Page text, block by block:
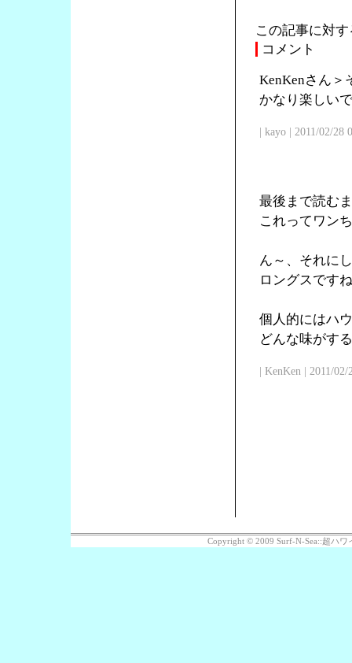
この記事に対
コメント
KenKenさん＞
かなり楽しい
| kayo | 2011/02/28
最後まで読む
これってワン
ん～、それに
ロングスです
個人的にはハ
どんな味がす
| KenKen | 2011/
Copyright © 2009 Surf-N-Sea::超ハワ